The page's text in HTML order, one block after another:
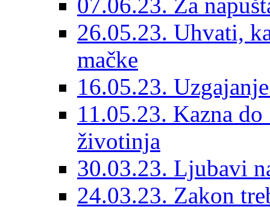
26.05.23. Uhvati,
mačke
16.05.23.
11.05.23. Kazna
životinja
30.03.23. Ljubavi
24.03.23. Zakon